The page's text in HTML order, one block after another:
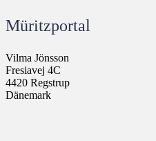
Müritzportal
Vilma Jönsson
Fresiavej 4C
4420 Regstrup
Dänemark